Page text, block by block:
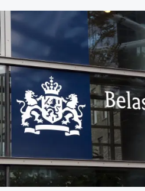
Uitgelicht
Alle wet- en regelgeving
Van de Advocatenwet tot